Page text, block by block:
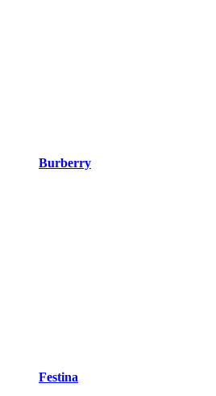
Burberry
Festina